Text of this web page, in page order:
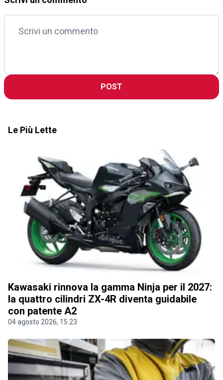
POST
Le Più Lette
Kawasaki rinnova la gamma Ninja per il 2027:
la quattro cilindri ZX-4R diventa guidabile
con patente A2
04 agosto 2026, 15.23